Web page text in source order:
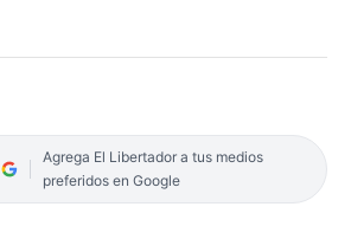
Agrega El Libertador a tus medios
preferidos en Google